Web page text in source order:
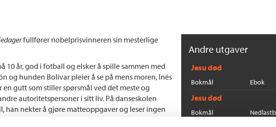
fullfører nobelprisvinneren sin mesterlige
10 år, god i fotball og elsker å spille sammen med
og hunden Bolívar pleier å se på mens moren, Inés
gutt som stiller spørsmål ved det meste og
autoritetspersoner i sitt liv. På danseskolen
han nekter å gjøre matteoppgaver og leser ingen
Andre utgaver
Jesu død
Bokmål Ebok
Jesu død
Bokmål